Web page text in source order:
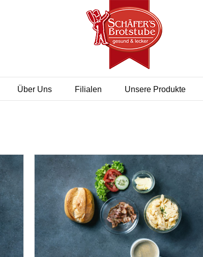
Über Uns Filialen Unsere Produkte